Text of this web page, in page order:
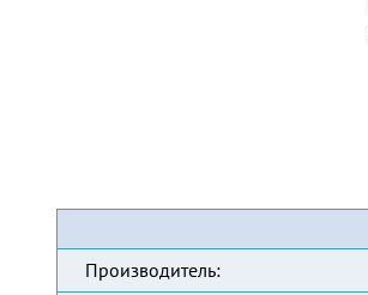
Производитель: